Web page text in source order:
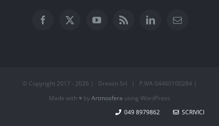
© Copyright 2017 - 2026 | Drexim Srl | P.IVA 04460100284 |
Made with ♥ byArtmosfera using WordPress
049 8979862
SCRIVICI